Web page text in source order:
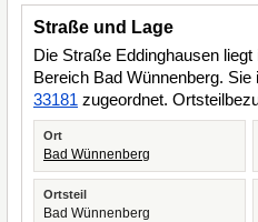
Straße und Lage
Die Straße Eddinghausen liegt
Bereich Bad Wünnenberg.
33181 zugeordnet.
Ort
Bad Wünnenberg
Ortsteil
Bad Wünnenberg